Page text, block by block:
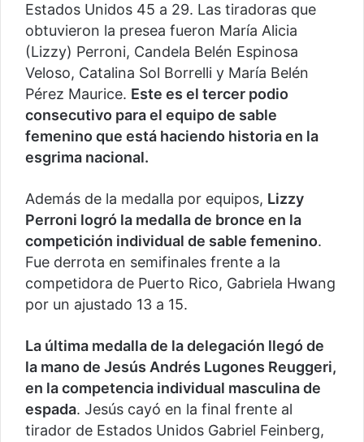
Estados Unidos 45 a 29. Las tiradoras que
obtuvieron la presea fueron María Alicia
(Lizzy) Perroni, Candela Belén Espinosa
Veloso, Catalina Sol Borrelli y María Belén
Pérez Maurice. Este es el tercer podio
consecutivo para el equipo de sable
femenino que está haciendo historia en la
esgrima nacional.
Además de la medalla por equipos, Lizzy
Perroni logró la medalla de bronce en la
competición individual de sable femenino.
Fue derrota en semifinales frente a la
competidora de Puerto Rico, Gabriela Hwang
por un ajustado 13 a 15.
La última medalla de la delegación llegó de
la mano de Jesús Andrés Lugones Reuggeri,
en la competencia individual masculina de
espada. Jesús cayó en la final frente al
tirador de Estados Unidos Gabriel Feinberg,